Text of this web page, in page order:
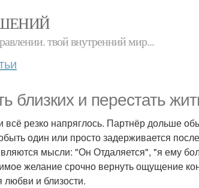
твой внутренний мир...
близких и перестать
резко напряглось. Партнёр дольше
один или просто задерживается
мысли: "Он Отдаляется", "я ему
желание срочно вернуть ощущение
любви и близости.